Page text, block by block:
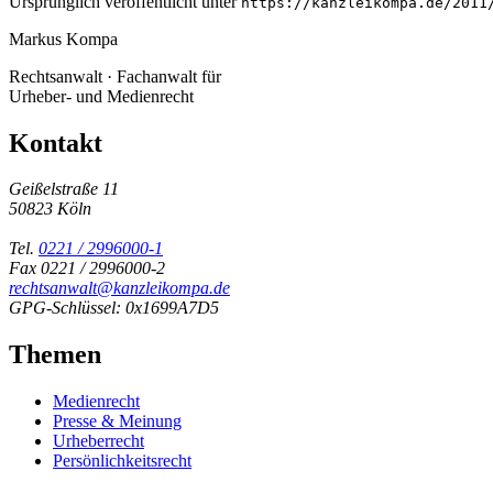
Markus Kompa
Rechtsanwalt · Fachanwalt für
Urheber- und Medienrecht
Kontakt
Geißelstraße 11
50823 Köln
Tel. 0221 / 2996000-1
Fax 0221 / 2996000-2
rechtsanwalt@kanzleikompa.de
GPG-Schlüssel: 0x1699A7D5
Themen
Medienrecht
Presse & Meinung
Urheberrecht
Persönlichkeitsrecht